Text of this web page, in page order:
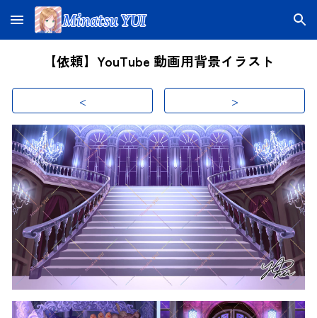
Skip to main content Skip to navigation
【依頼】YouTube 動画用背景イラスト
< >